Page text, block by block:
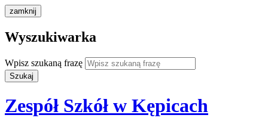
zamknij
Wyszukiwarka
Wpisz szukaną frazę
Szukaj
Zespół Szkół w Kępicach